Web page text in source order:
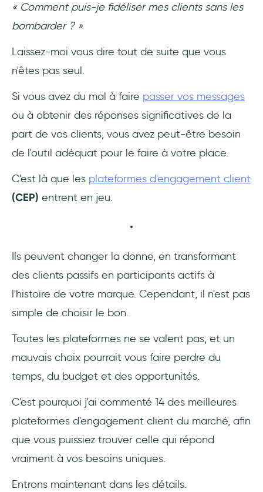
d'automatisation
marketing et de vente
l'engagement
informatiques et outils d'engagement des
clients
10- Twilio : Plateforme de communication en
nuage pour les SMS, la voix et la
accent sur les communications unifiées
12- Google Analytics : Outil d'analyse gratuit
et puissant
de personnalisation
14- Iterable : Plateforme de personnalisation
pour les courriels et les SMS
Conclusion
Questions Fréquentes
Qu'est-ce qu'une plateforme d'engagement
client ?
« Comment puis-je fidéliser mes clients sans les
bombarder ? »
Laissez-moi vous dire tout de suite que vous
n'êtes pas seul.
Si vous avez du mal à faire passer vos messages
ou à obtenir des réponses significatives de la
part de vos clients, vous avez peut-être besoin
de l'outil adéquat pour le faire à votre place.
C'est là que les plateformes d'engagement client
(CEP) entrent en jeu.
Ils peuvent changer la donne, en transformant
des clients passifs en participants actifs à
l'histoire de votre marque. Cependant, il n'est pas
simple de choisir le bon.
Toutes les plateformes ne se valent pas, et un
mauvais choix pourrait vous faire perdre du
temps, du budget et des opportunités.
C'est pourquoi j'ai commenté 14 des meilleures
plateformes d'engagement client du marché, afin
que vous puissiez trouver celle qui répond
vraiment à vos besoins uniques.
Entrons maintenant dans les détails.